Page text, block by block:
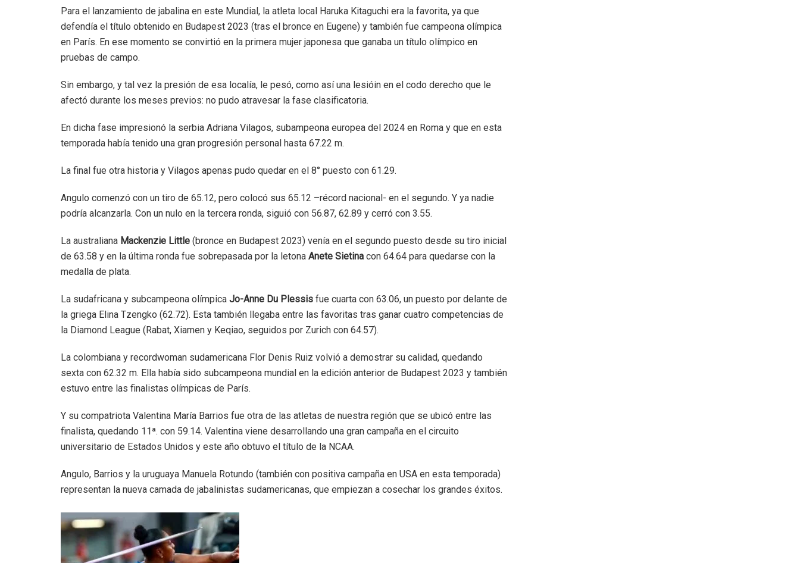
Para el lanzamiento de jabalina en este Mundial, la atleta local Haruka Kitaguchi era la favorita, ya que
defendía el título obtenido en Budapest 2023 (tras el bronce en Eugene) y también fue campeona olímpica
en París. En ese momento se convirtió en la primera mujer japonesa que ganaba un título olímpico en
pruebas de campo.
Sin embargo, y tal vez la presión de esa localía, le pesó, como así una lesióin en el codo derecho que le
afectó durante los meses previos: no pudo atravesar la fase clasificatoria.
En dicha fase impresionó la serbia Adriana Vilagos, subampeona europea del 2024 en Roma y que en esta
temporada había tenido una gran progresión personal hasta 67.22 m.
La final fue otra historia y Vilagos apenas pudo quedar en el 8° puesto con 61.29.
Angulo comenzó con un tiro de 65.12, pero colocó sus 65.12 –récord nacional- en el segundo. Y ya nadie
podría alcanzarla. Con un nulo en la tercera ronda, siguió con 56.87, 62.89 y cerró con 3.55.
La australiana Mackenzie Little (bronce en Budapest 2023) venía en el segundo puesto desde su tiro inicial
de 63.58 y en la última ronda fue sobrepasada por la letona Anete Sietina con 64.64 para quedarse con la
medalla de plata.
La sudafricana y subcampeona olímpica Jo-Anne Du Plessis fue cuarta con 63.06, un puesto por delante de
la griega Elina Tzengko (62.72). Esta también llegaba entre las favoritas tras ganar cuatro competencias de
la Diamond League (Rabat, Xiamen y Keqiao, seguidos por Zurich con 64.57).
La colombiana y recordwoman sudamericana Flor Denis Ruiz volvió a demostrar su calidad, quedando
sexta con 62.32 m. Ella había sido subcampeona mundial en la edición anterior de Budapest 2023 y también
estuvo entre las finalistas olímpicas de París.
Y su compatriota Valentina María Barrios fue otra de las atletas de nuestra región que se ubicó entre las
finalista, quedando 11ª. con 59.14. Valentina viene desarrollando una gran campaña en el circuito
universitario de Estados Unidos y este año obtuvo el título de la NCAA.
Angulo, Barrios y la uruguaya Manuela Rotundo (también con positiva campaña en USA en esta temporada)
representan la nueva camada de jabalinistas sudamericanas, que empiezan a cosechar los grandes éxitos.